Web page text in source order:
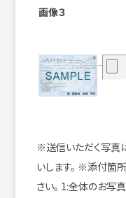
画像３
※送信いただく写真
いします。 ※添付箇所
さい。 1:全体のお写